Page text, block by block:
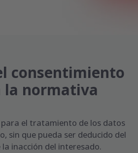
consentimiento
la normativa
el tratamiento de los datos
sin que pueda ser deducido del
la inacción del interesado.